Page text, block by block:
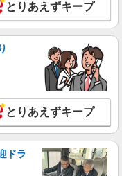
経験・能力による） ※
給（規定あり） ゜
。・゜+゜ 入社祝い金10
・。○。・゜+゜
販店
詳細を見る
フ
（経験・能力による） ※
給（規定あり） ゜
○。・゜+゜ 入社祝い金10
とりあえずキープ
とりあえずキープ
ドラ